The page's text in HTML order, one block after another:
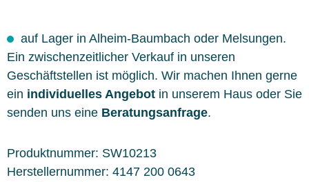
auf Lager in Alheim-Baumbach oder Melsungen.
Ein zwischenzeitlicher Verkauf in unseren
Geschäftstellen ist möglich. Wir machen Ihnen gerne
ein individuelles Angebot in unserem Haus oder Sie
senden uns eine Beratungsanfrage.
Produktnummer: SW10213
Herstellernummer: 4147 200 0643